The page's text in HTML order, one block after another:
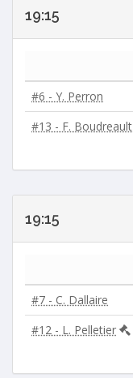
19:15
#6 - Y. Perron
#13 - F. Boudreault
19:15
#7 - C. Dallaire
#12 - L. Pelletier